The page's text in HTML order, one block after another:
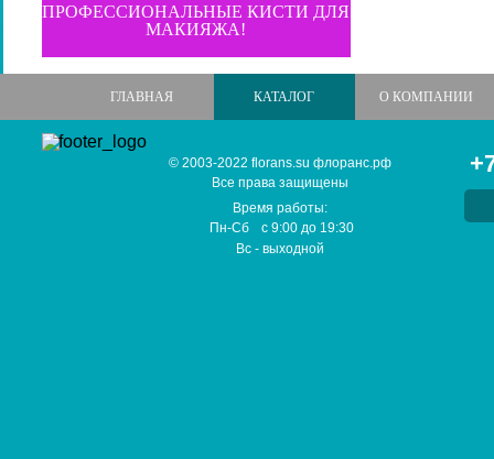
ПРОФЕССИОНАЛЬНЫЕ КИСТИ ДЛЯ
МАКИЯЖА!
ГЛАВНАЯ КАТАЛОГ О КОМПАНИИ
© 2003-2022 florans.su флоранс.рф
Все права защищены
Время работы:
Пн-Сб
с9:00 до 19:30
Вс - выходной